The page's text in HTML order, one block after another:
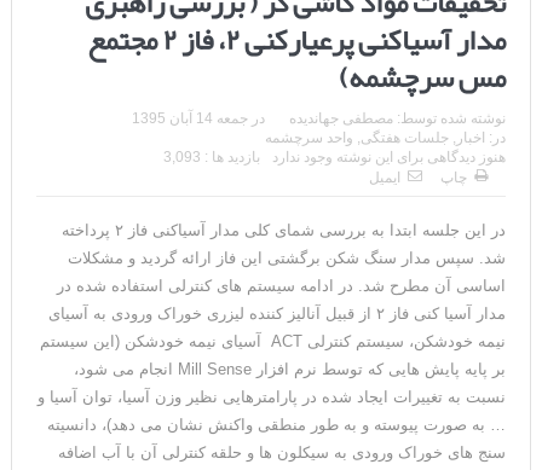
مدار آسیاکنی پرعیارکنی ۲، فاز ۲ مجتمع
مس سرچشمه)
نوشته شده توسط: مصطفی جهاندیده در جمعه 14 آبان 1395
در: اخبار , جلسات هفتگی, واحد سرچشمه
هنوز دیدگاهی برای این نوشته وجود ندارد
بازدید ها : 3,093
چاپ
ایمیل
در این جلسه ابتدا به بررسی شمای کلی مدار آسیاکنی فاز ۲ پرداخته
شد. سپس مدار سنگ شکن برگشتی این فاز ارائه گردید و مشکلات
اساسی آن مطرح شد. در ادامه سیستم های کنترلی استفاده شده در
مدار آسیا کنی فاز ۲ از قبیل آنالیز کننده لیزری خوراک ورودی به آسیای
نیمه خودشکن، سیستم کنترلی ACT آسیای نیمه خودشکن (این سیستم
بر پایه پایش هایی که توسط نرم افزار Mill Sense انجام می شود،
نسبت به تغییرات ایجاد شده در پارامترهایی نظیر وزن آسیا، توان آسیا و
… به صورت پیوسته و به طور منطقی واکنش نشان می دهد)، دانسیته
سنج های خوراک ورودی به سیکلون ها و حلقه کنترلی آن با آب اضافه